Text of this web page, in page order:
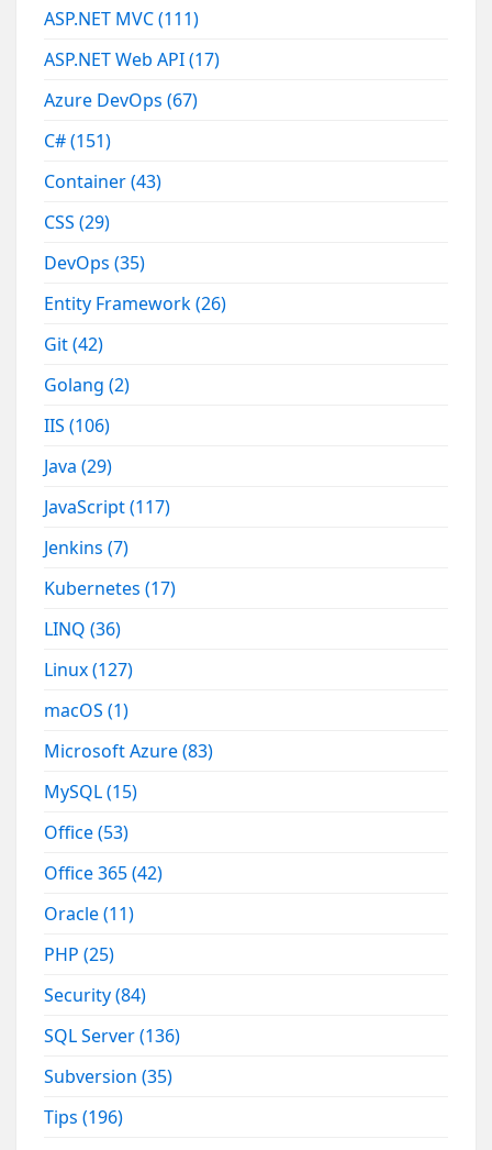
ASP.NET MVC(111)
ASP.NET Web API(17)
Azure DevOps(67)
C#(151)
Container(43)
CSS(29)
DevOps(35)
Entity Framework(26)
Git(42)
Golang(2)
IIS(106)
Java(29)
JavaScript(117)
Jenkins(7)
Kubernetes(17)
LINQ(36)
Linux(127)
macOS(1)
Microsoft Azure(83)
MySQL(15)
Office(53)
Office 365(42)
Oracle(11)
PHP(25)
Security(84)
SQL Server(136)
Subversion(35)
Tips(196)